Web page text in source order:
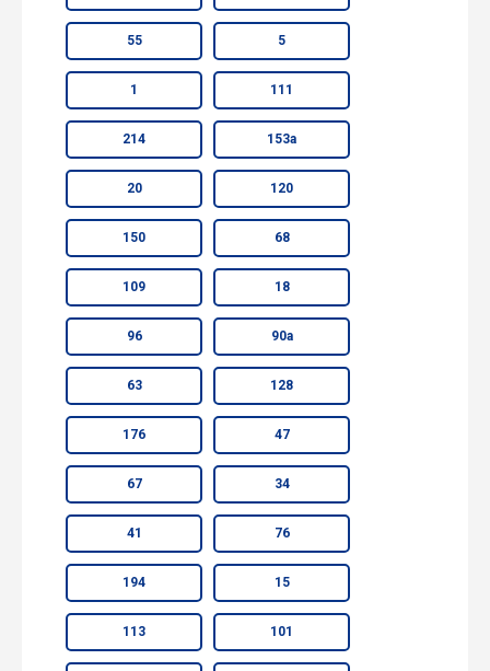
55 5
1 111
214 153а
20 120
150 68
109 18
96 90а
63 128
176 47
67 34
41 76
194 15
113 101